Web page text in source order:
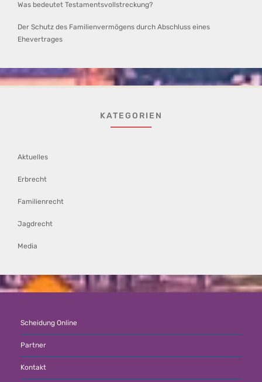
Was bedeutet Testamentsvollstreckung?
Der Schutz des Familienvermögens durch Abschluss eines
Ehevertrages
KATEGORIEN
Aktuelles
Erbrecht
Familienrecht
Jagdrecht
Media
Scheidung Online
Partner
Kontakt